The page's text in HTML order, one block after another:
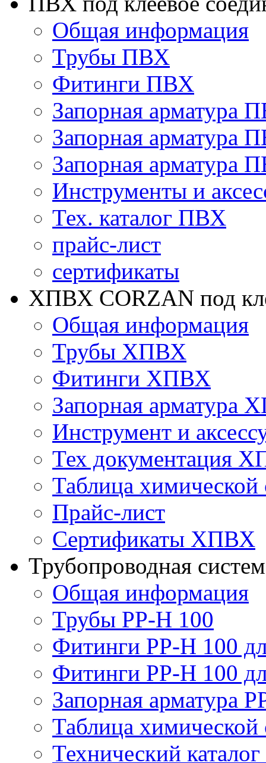
Общая информация
Трубы ПВХ
Фитинги ПВХ
Запорная арматура
Запорная арматура
Запорная арматура
Инструменты и
Тех. каталог ПВХ
прайс-лист
сертификаты
ХПВХ CORZAN под
Общая информация
Трубы ХПВХ
Фитинги ХПВХ
Запорная арматура
Инструмент и
Тех документация
Таблица химической
Прайс-лист
Сертификаты ХПВХ
Трубопроводная
Общая информация
Трубы PP-H 100
Фитинги PP-H 100
Фитинги PP-H 100
Запорная арматура
Таблица химической
Технический